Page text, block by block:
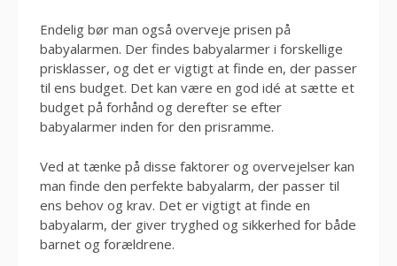
Endelig bør man også overveje prisen på
babyalarmen. Der findes babyalarmer i forskellige
prisklasser, og det er vigtigt at finde en, der passer
til ens budget. Det kan være en god idé at sætte et
budget på forhånd og derefter se efter
babyalarmer inden for den prisramme.
Ved at tænke på disse faktorer og overvejelser kan
man finde den perfekte babyalarm, der passer til
ens behov og krav. Det er vigtigt at finde en
babyalarm, der giver tryghed og sikkerhed for både
barnet og forældrene.